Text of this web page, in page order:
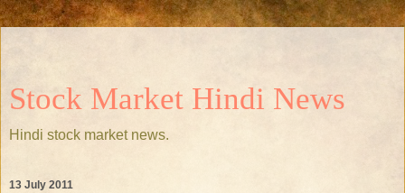
Stock Market Hindi News
Hindi stock market news.
13 July 2011